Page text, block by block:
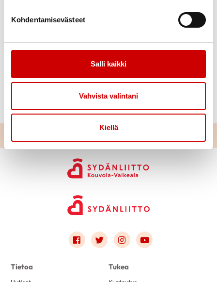
Kohdentamisevästeet
Salli kaikki
Vahvista valintani
Kiellä
Link to facebook
Link to twitter
Link to instagram
Link to youtube
Tietoa Tukea